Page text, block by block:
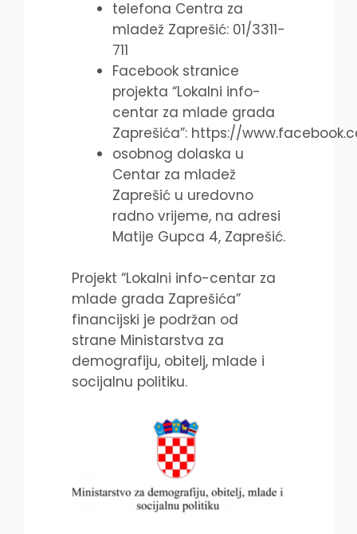
telefona Centra za
mladež Zaprešić: 01/3311-
711
Facebook stranice
projekta “Lokalni info-
centar za mlade grada
Zaprešića”: https://
osobnog dolaska u
Centar za mladež
Zaprešić u uredovno
radno vrijeme, na adresi
Matije Gupca 4, Zaprešić.
Projekt “Lokalni info-centar za
mlade grada Zaprešića”
financijski je podržan od
strane Ministarstva za
demografiju, obitelj, mlade i
socijalnu politiku.